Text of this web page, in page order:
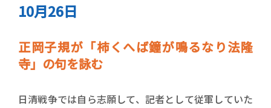
10月26日
正岡子規が「柿くへば鐘が鳴るなり法隆
寺」の句を詠む
日清戦争では自ら志願して、記者として従軍していた